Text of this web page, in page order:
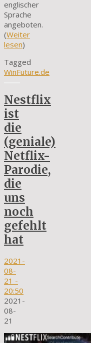
englischer
Sprache
angeboten.
(Weiter
lesen)
Tagged
WinFuture.de
Nestflix
ist
die
(geniale)
Netflix-
Parodie,
die
uns
noch
gefehlt
hat
2021-
08-
21 -
20:50
2021-
08-
21